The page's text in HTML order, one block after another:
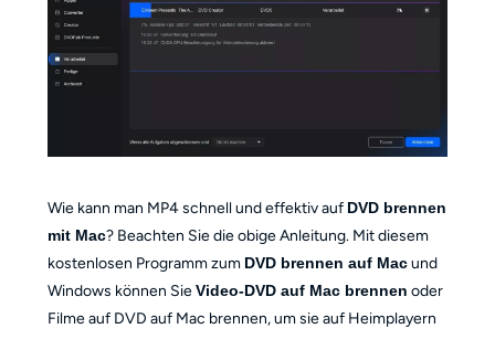
Wie kann man MP4 schnell und effektiv auf DVD brennen
mit Mac? Beachten Sie die obige Anleitung. Mit diesem
kostenlosen Programm zum DVD brennen auf Macund
Windows können SieVideo-DVD auf Mac brennen oder
Filme auf DVD auf Mac brennen, um sie auf Heimplayern